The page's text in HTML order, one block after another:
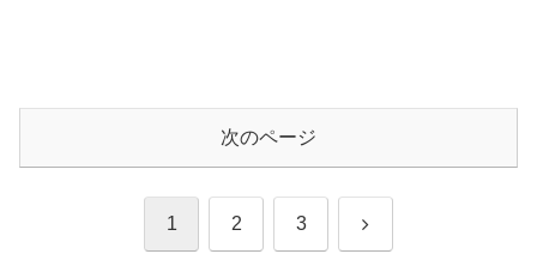
次のページ
1 2 3 次